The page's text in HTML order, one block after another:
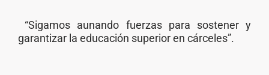
“Sigamos aunando fuerzas para sostener y
garantizar la educación superior en cárceles”.